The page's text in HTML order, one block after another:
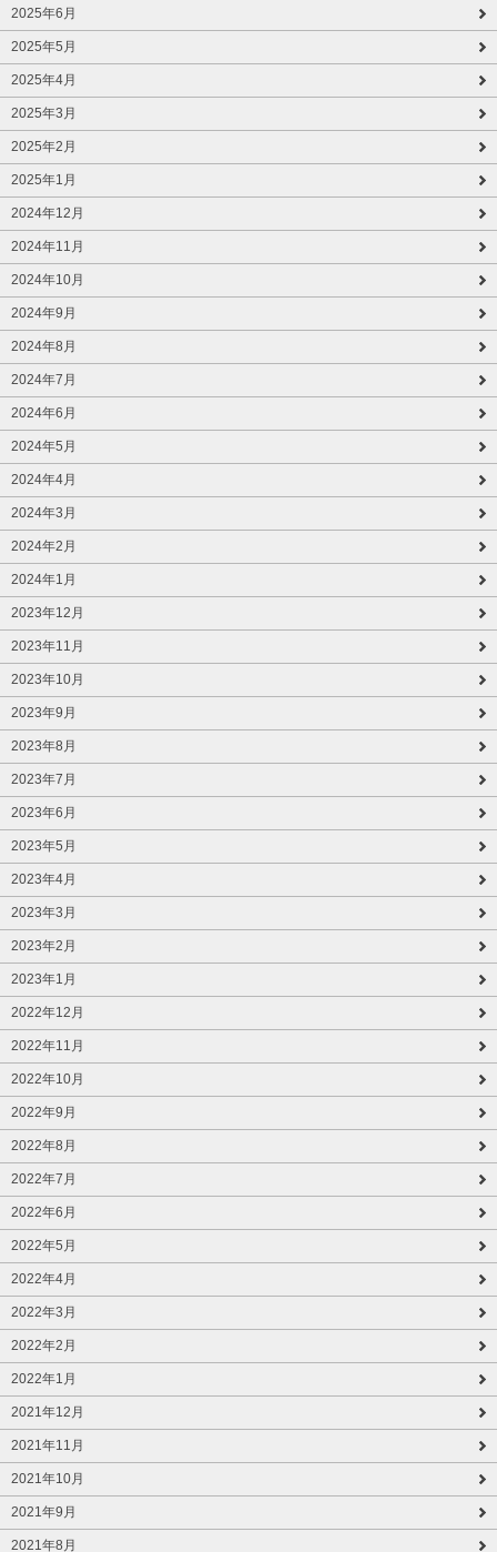
2025年6月
2025年5月
2025年4月
2025年3月
2025年2月
2025年1月
2024年12月
2024年11月
2024年10月
2024年9月
2024年8月
2024年7月
2024年6月
2024年5月
2024年4月
2024年3月
2024年2月
2024年1月
2023年12月
2023年11月
2023年10月
2023年9月
2023年8月
2023年7月
2023年6月
2023年5月
2023年4月
2023年3月
2023年2月
2023年1月
2022年12月
2022年11月
2022年10月
2022年9月
2022年8月
2022年7月
2022年6月
2022年5月
2022年4月
2022年3月
2022年2月
2022年1月
2021年12月
2021年11月
2021年10月
2021年9月
2021年8月